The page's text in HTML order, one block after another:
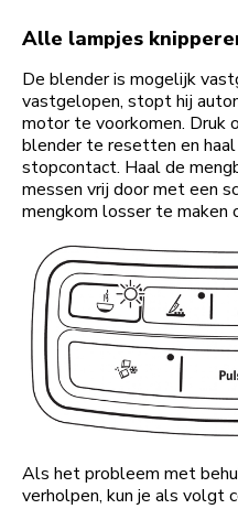
Alle lampjes
De blender is mogelijk
vastgelopen, stopt hij
motor te voorkomen. Druk
blender te resetten en
stopcontact. Haal de
messen vrij door met een
mengkom losser te maken
Als het probleem met
verholpen, kun je als volgt